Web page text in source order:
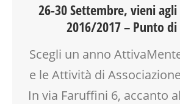
CREATIVITÀ
DSA
EDUCATORE
ENGLISH
26-30 Settembre, vieni agli
2016/2017 – Punto di
Scegli un anno
e le Attività di
In via Faruffini 6, accanto